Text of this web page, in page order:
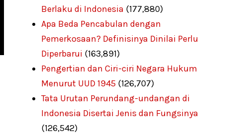
Berlaku di Indonesia (177,880)
Apa Beda Pencabulan dengan
Pemerkosaan? Definisinya Dinilai Perlu
Diperbarui (163,891)
Pengertian dan Ciri-ciri Negara Hukum
Menurut UUD 1945 (126,707)
Tata Urutan Perundang-undangan di
Indonesia Disertai Jenis dan Fungsinya
(126,542)